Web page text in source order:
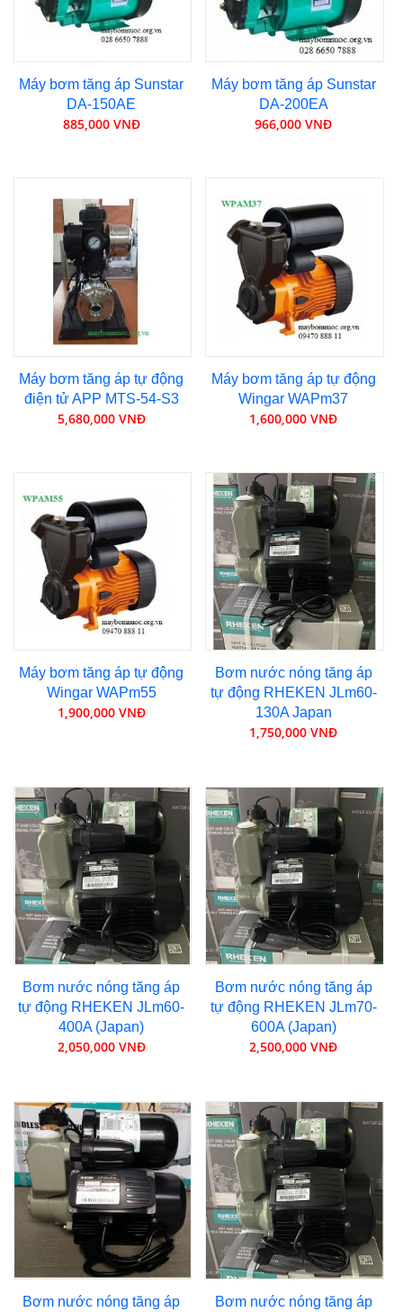
Máy bơm tăng áp Sunstar
DA-150AE
885,000 VNĐ
Máy bơm tăng áp Sunstar
DA-200EA
966,000 VNĐ
Máy bơm tăng áp tự động
điện tử APP MTS-54-S3
5,680,000 VNĐ
Máy bơm tăng áp tự động
Wingar WAPm37
1,600,000 VNĐ
Máy bơm tăng áp tự động
Wingar WAPm55
1,900,000 VNĐ
Bơm nước nóng tăng áp
tự động RHEKEN JLm60-
130A Japan
1,750,000 VNĐ
Bơm nước nóng tăng áp
tự động RHEKEN JLm60-
400A (Japan)
2,050,000 VNĐ
Bơm nước nóng tăng áp
tự động RHEKEN JLm70-
600A (Japan)
2,500,000 VNĐ
Bơm nước nóng tăng áp
Bơm nước nóng tăng áp